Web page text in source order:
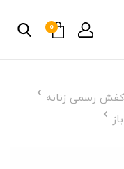
0
کفش رسمی زنانه